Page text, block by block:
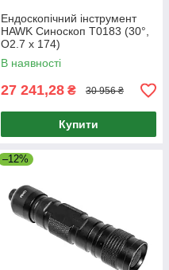
Ендоскопічний інструмент
HAWK Синоскоп T0183 (30°,
O2.7 x 174)
В наявності
27 241,28 ₴ 30 956 ₴
Купити
–12%